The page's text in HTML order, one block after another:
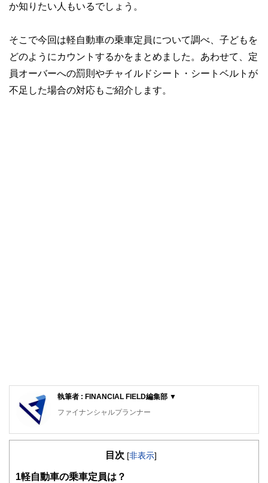
か知りたい人もいるでしょう。
そこで今回は軽自動車の乗車定員について調べ、子どもを
どのようにカウントするかをまとめました。あわせて、定
員オーバーへの罰則やチャイルドシート・シートベルトが
不足した場合の対応もご紹介します。
執筆者 : FINANCIAL FIELD編集部 ▼
ファイナンシャルプランナー
FinancialField編集部は、金融、経済に関する記事を、日々
知識がない方でも理解できるようわかりやすく発信していま
目次 [非表示]
1 軽自動車の乗車定員は？